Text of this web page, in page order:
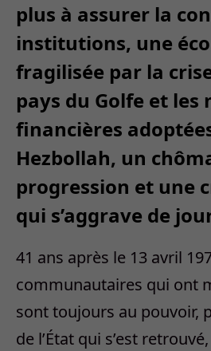
plus à assurer la
institutions, une
fragilisée par la
pays du Golfe et les
financières
Hezbollah, un
progression et une
qui s’aggrave de
41 ans après le 13 avril
communautaires qui ont
sont toujours au pouvoir,
de l’État qui s’est